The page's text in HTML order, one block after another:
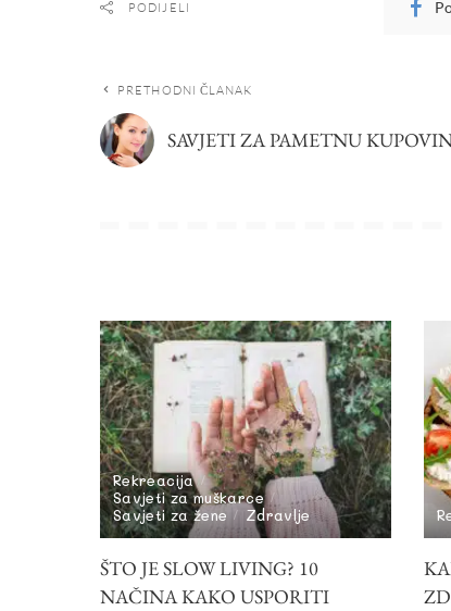
PODIJELI
PRETHODNI ČLANAK
SAVJETI ZA PAMETNU
Rekreacija
Savjeti za muškarce
Savjeti za žene
Zdravlje
ŠTO JE SLOW LIVING? 10
NAČINA KAKO USPORITI